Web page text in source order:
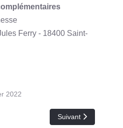
Ferry - 18400 Saint-
2022
au Gavroche 2
Article suivant :
Suivant